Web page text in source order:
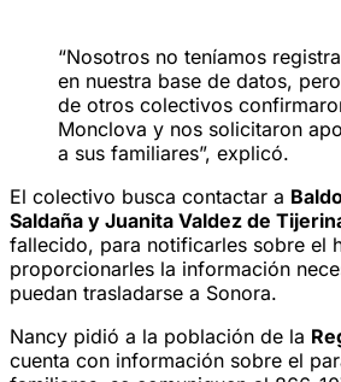
“Nosotros no teníamos
en nuestra base de datos,
de otros colectivos
Monclova y nos solicitaron
a sus familiares”, explicó.
El colectivo busca contactar a
Saldaña y Juanita Valdez de
fallecido, para notificarles sobre el
proporcionarles la información
puedan trasladarse a Sonora.
Nancy pidió a la población de la
cuenta con información sobre el